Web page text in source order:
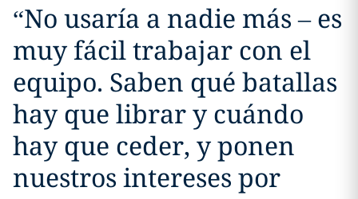
“No usaría a nadie más – es
muy fácil trabajar con el
equipo. Saben qué batallas
hay que librar y cuándo
hay que ceder, y ponen
nuestros intereses por